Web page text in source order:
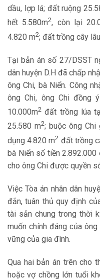
dầu, lợp lá; đất ruộng
hết 5.580m2, còn lại
4.820 m2; đất trồng cây
Tại bản án số 27/DSST
dân huyện D.H đã chấp
ông Chi, bà Niển. Công
ông Chi, ông Chi đồng
10.000m2 đất trồng lúa
25.580 m2; buộc ông Chi
dụng 4.820 m2 đất trồng
bà Niển số tiền
cho ông Chi được quyền
Việc Tòa án nhân dân
đắn, tuân thủ quy định
tài sản chung trong thời
muốn chính đáng của
vững của gia đình.
Qua hai bản án trên cho
hoặc vợ chồng lớn tuổi